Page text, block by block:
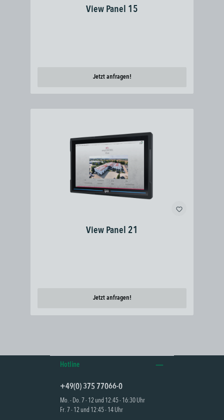
View Panel 15
Jetzt anfragen!
View Panel 21
Jetzt anfragen!
Hotline
+49(0) 375 77066-0
Mo. - Do. 7 - 12 und 12:45 - 16:30 Uhr
Fr. 7 - 12 und 12:45 - 14 Uhr